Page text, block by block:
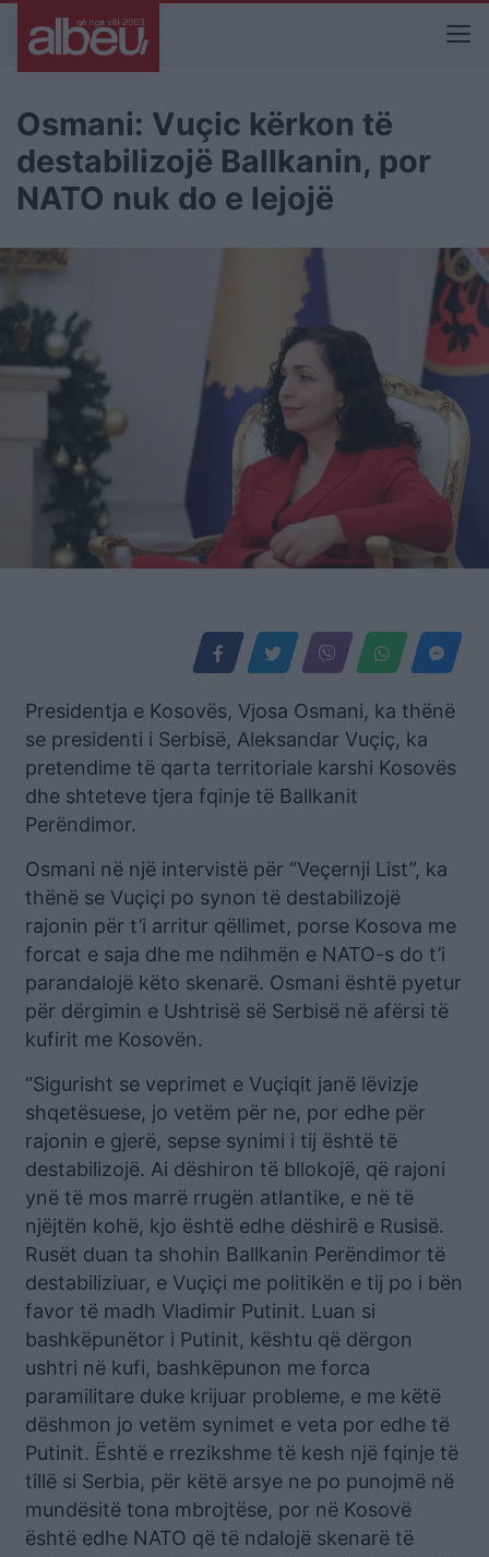
Osmani: Vuçic kërkon të
destabilizojë Ballkanin, por
NATO nuk do e lejojë
Presidentja e Kosovës, Vjosa Osmani, ka thënë
se presidenti i Serbisë, Aleksandar Vuçiç, ka
pretendime të qarta territoriale karshi Kosovës
dhe shteteve tjera fqinje të Ballkanit
Perëndimor.
Osmani në një intervistë për “Veçernji List”, ka
thënë se Vuçiçi po synon të destabilizojë
rajonin për t’i arritur qëllimet, porse Kosova me
forcat e saja dhe me ndihmën e NATO-s do t’i
parandalojë këto skenarë. Osmani është pyetur
për dërgimin e Ushtrisë së Serbisë në afërsi të
kufirit me Kosovën.
“Sigurisht se veprimet e Vuçiqit janë lëvizje
shqetësuese, jo vetëm për ne, por edhe për
rajonin e gjerë, sepse synimi i tij është të
destabilizojë. Ai dëshiron të bllokojë, që rajoni
ynë të mos marrë rrugën atlantike, e në të
njëjtën kohë, kjo është edhe dëshirë e Rusisë.
Rusët duan ta shohin Ballkanin Perëndimor të
destabiliziuar, e Vuçiçi me politikën e tij po i bën
favor të madh Vladimir Putinit. Luan si
bashkëpunëtor i Putinit, kështu që dërgon
ushtri në kufi, bashkëpunon me forca
paramilitare duke krijuar probleme, e me këtë
dëshmon jo vetëm synimet e veta por edhe të
Putinit. Është e rrezikshme të kesh një fqinje të
tillë si Serbia, për këtë arsye ne po punojmë në
mundësitë tona mbrojtëse, por në Kosovë
është edhe NATO që të ndalojë skenarë të